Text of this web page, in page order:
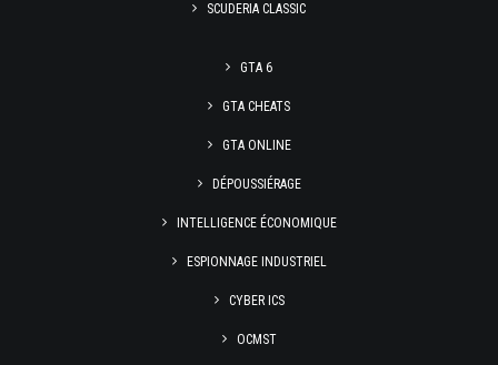
SCUDERIA CLASSIC
GTA 6
GTA CHEATS
GTA ONLINE
DÉPOUSSIÉRAGE
INTELLIGENCE ÉCONOMIQUE
ESPIONNAGE INDUSTRIEL
CYBER ICS
OCMST